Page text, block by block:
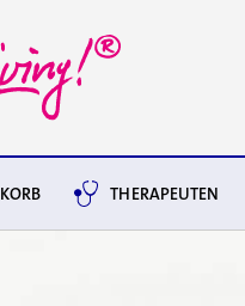
THERAPEUTEN